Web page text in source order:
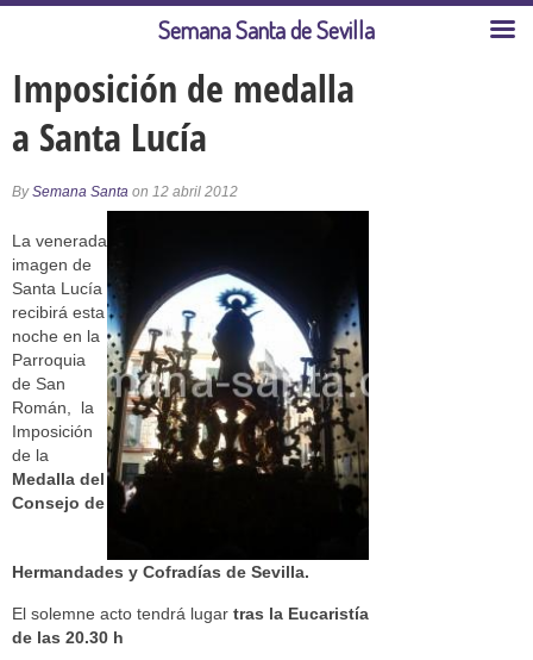
Imposición de medalla
a Santa Lucía
BySemana Santa on 12 abril 2012
La venerada
imagen de
Santa Lucía
recibirá esta
noche en la
Parroquia
de San
Román, la
Imposición
de la
Medalla del
Consejo de
Hermandades y Cofradías de Sevilla.
El solemne acto tendrá lugar tras la Eucaristía
de las 20.30 h
Semana Santa de Sevilla